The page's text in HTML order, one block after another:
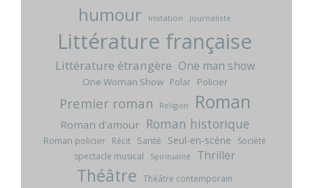
humour Imitation Journaliste
Littérature française
Littérature étrangère One man show
One Woman Show Polar Policier
Premier roman Religion Roman
Roman d'amour Roman historique
Roman policier Récit Santé Seul-en-scène
Société
spectacle musical
Spiritualité Thriller
Théâtre Théâtre contemporain